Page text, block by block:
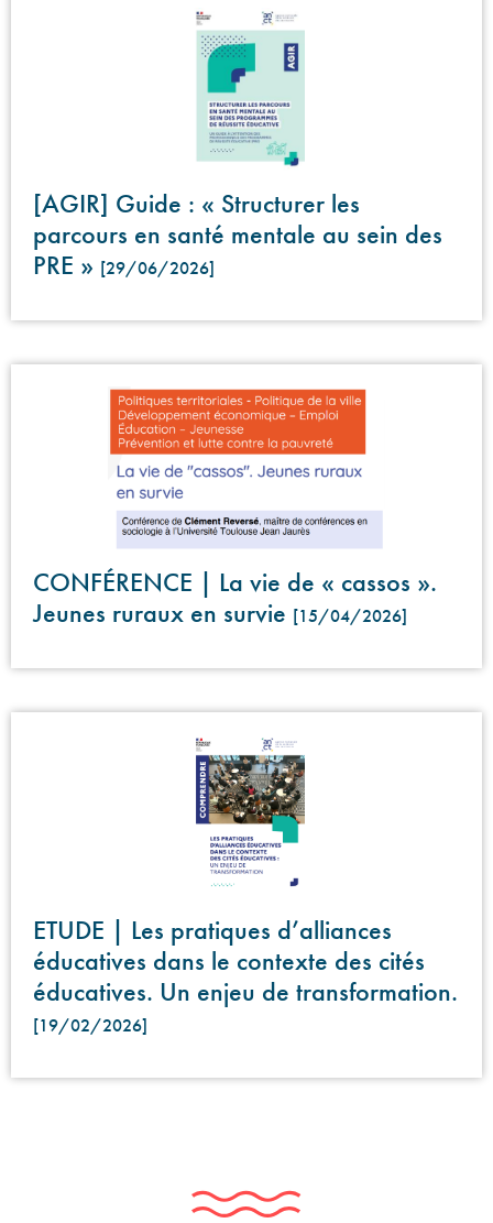
[AGIR] Guide : « Structurer les
parcours en santé mentale au sein des
PRE » [29/06/2026]
CONFÉRENCE | La vie de « cassos ».
Jeunes ruraux en survie [15/04/2026]
ETUDE | Les pratiques d’alliances
éducatives dans le contexte des cités
éducatives. Un enjeu de transformation.
[19/02/2026]